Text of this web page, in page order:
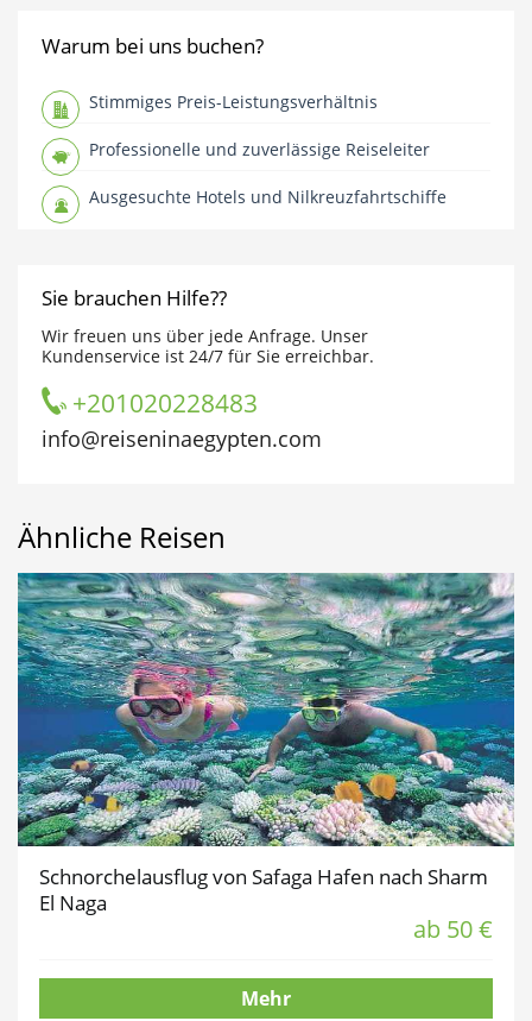
Warum bei uns buchen?
Stimmiges Preis-Leistungsverhältnis
Professionelle und zuverlässige Reiseleiter
Ausgesuchte Hotels und Nilkreuzfahrtschiffe
Sie brauchen Hilfe??
Wir freuen uns über jede Anfrage. Unser
Kundenservice ist 24/7 für Sie erreichbar.
+201020228483
info@reiseninaegypten.com
Ähnliche Reisen
Schnorchelausflug von Safaga Hafen nach Sharm
El Naga
ab 50 €
Mehr